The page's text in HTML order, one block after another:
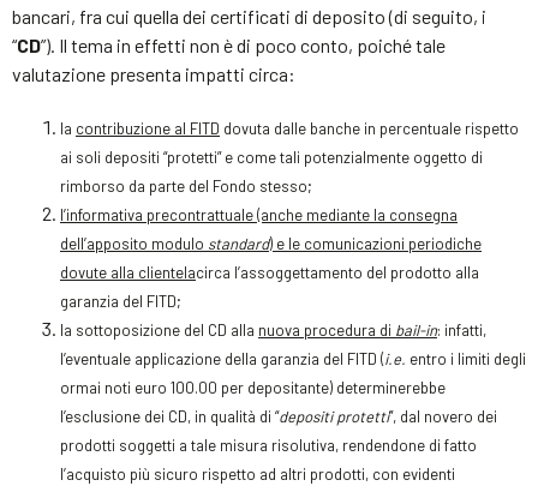
bancari, fra cui quella dei certificati di deposito (di seguito, i
“CD”). Il tema in effetti non è di poco conto, poiché tale
valutazione presenta impatti circa:
la contribuzione al FITD dovuta dalle banche in percentuale rispetto
ai soli depositi “protetti” e come tali potenzialmente oggetto di
rimborso da parte del Fondo stesso;
l’informativa precontrattuale (anche mediante la consegna
dell’apposito modulo standard) e le comunicazioni periodiche
dovute alla clientelacirca l’assoggettamento del prodotto alla
garanzia del FITD;
la sottoposizione del CD alla nuova procedura di bail-in: infatti,
l’eventuale applicazione della garanzia del FITD (i.e. entro i limiti degli
ormai noti euro 100.00 per depositante) determinerebbe
l’esclusione dei CD, in qualità di “depositi protetti”, dal novero dei
prodotti soggetti a tale misura risolutiva, rendendone di fatto
l’acquisto più sicuro rispetto ad altri prodotti, con evidenti